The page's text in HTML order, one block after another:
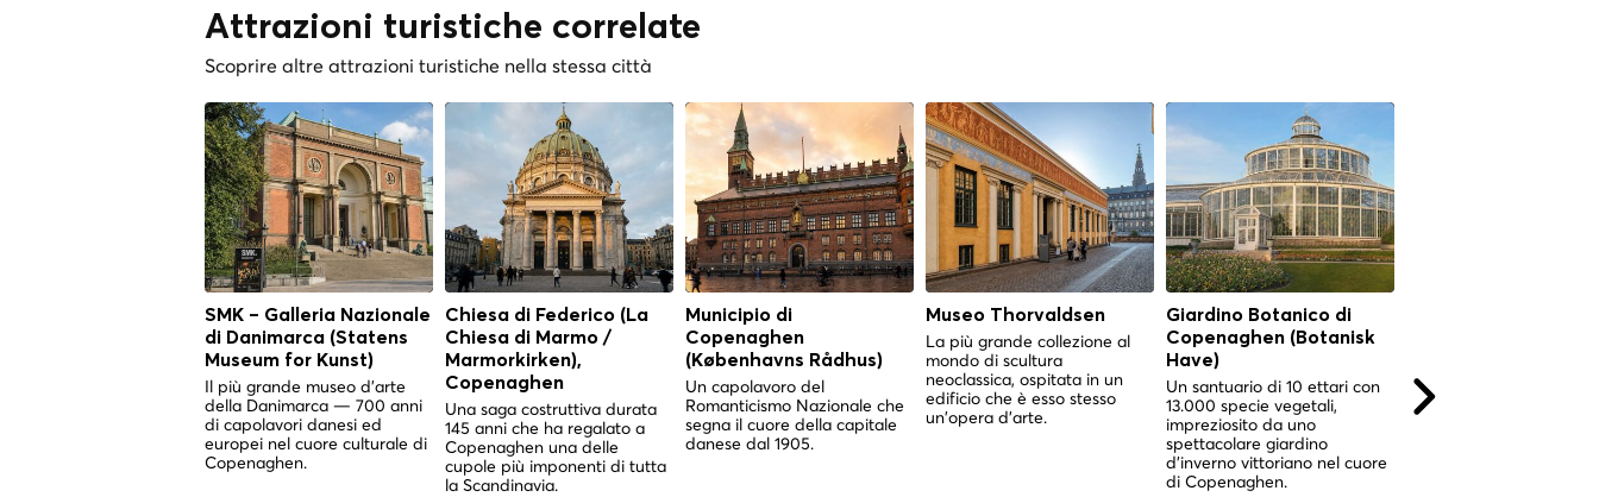
Attrazioni turistiche correlate
Scoprire altre attrazioni turistiche nella stessa città
SMK – Galleria Nazionale
di Danimarca (Statens
Museum for Kunst)
Il più grande museo d'arte
della Danimarca — 700 anni
di capolavori danesi ed
europei nel cuore culturale di
Copenaghen.
Chiesa di Federico (La
Chiesa di Marmo /
Marmorkirken),
Copenaghen
Una saga costruttiva durata
145 anni che ha regalato a
Copenaghen una delle
cupole più imponenti di tutta
la Scandinavia.
Municipio di
Copenaghen
(Københavns Rådhus)
Un capolavoro del
Romanticismo Nazionale che
segna il cuore della capitale
danese dal 1905.
Museo Thorvaldsen
La più grande collezione al
mondo di scultura
neoclassica, ospitata in un
edificio che è esso stesso
un'opera d'arte.
Giardino Botanico di
Copenaghen (Botanisk
Have)
Un santuario di 10 ettari con
13.000 specie vegetali,
impreziosito da uno
spettacolare giardino
d'inverno vittoriano nel cuore
di Copenaghen.
Israels Plads where
of Copenhagen market
culture meet world-class